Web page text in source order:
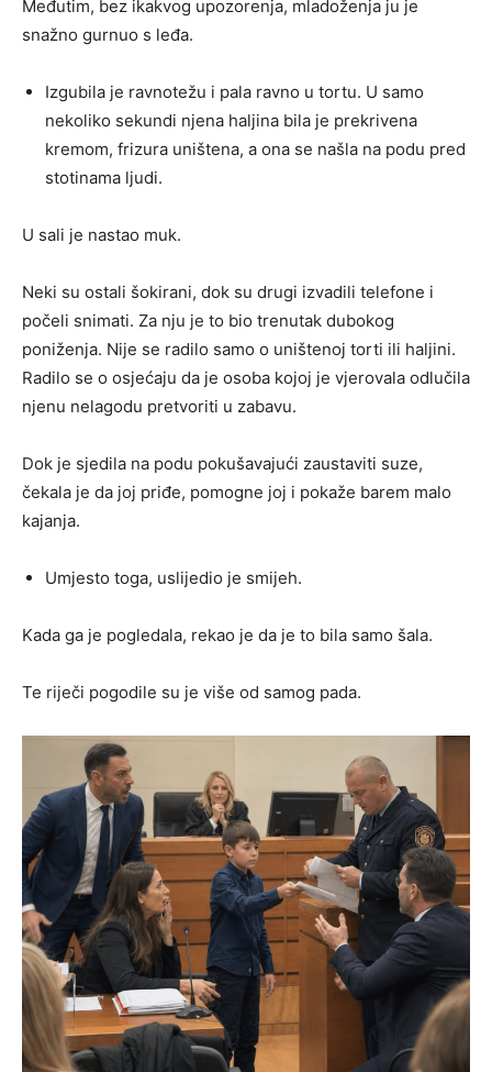
Međutim, bez ikakvog upozorenja, mladoženja ju je
snažno gurnuo s leđa.
Izgubila je ravnotežu i pala ravno u tortu. U samo
nekoliko sekundi njena haljina bila je prekrivena
kremom, frizura uništena, a ona se našla na podu pred
stotinama ljudi.
U sali je nastao muk.
Neki su ostali šokirani, dok su drugi izvadili telefone i
počeli snimati. Za nju je to bio trenutak dubokog
poniženja. Nije se radilo samo o uništenoj torti ili haljini.
Radilo se o osjećaju da je osoba kojoj je vjerovala odlučila
njenu nelagodu pretvoriti u zabavu.
Dok je sjedila na podu pokušavajući zaustaviti suze,
čekala je da joj priđe, pomogne joj i pokaže barem malo
kajanja.
Umjesto toga, uslijedio je smijeh.
Kada ga je pogledala, rekao je da je to bila samo šala.
Te riječi pogodile su je više od samog pada.